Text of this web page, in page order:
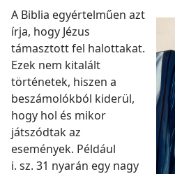
A Biblia egyértelműen azt
írja, hogy Jézus
támasztott fel halottakat.
Ezek nem kitalált
történetek, hiszen a
beszámolókból kiderül,
hogy hol és mikor
játszódtak az
események. Például
i. sz. 31 nyarán egy nagy